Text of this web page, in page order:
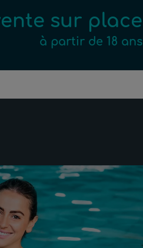
sur place
à partir de 18 ans